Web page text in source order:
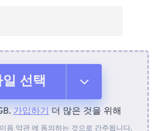
일 선택
에서
가입하기 더 많은 것을 위해
이용 약관에 동의하는 것으로 간주됩니다.